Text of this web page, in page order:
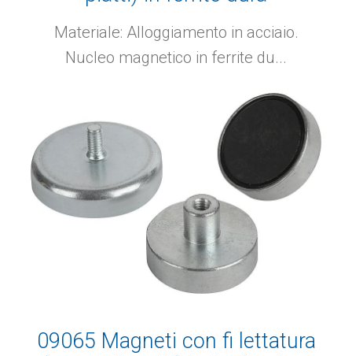
Materiale: Alloggiamento in acciaio.
Nucleo magnetico in ferrite du...
09065 Magneti con fi lettatura